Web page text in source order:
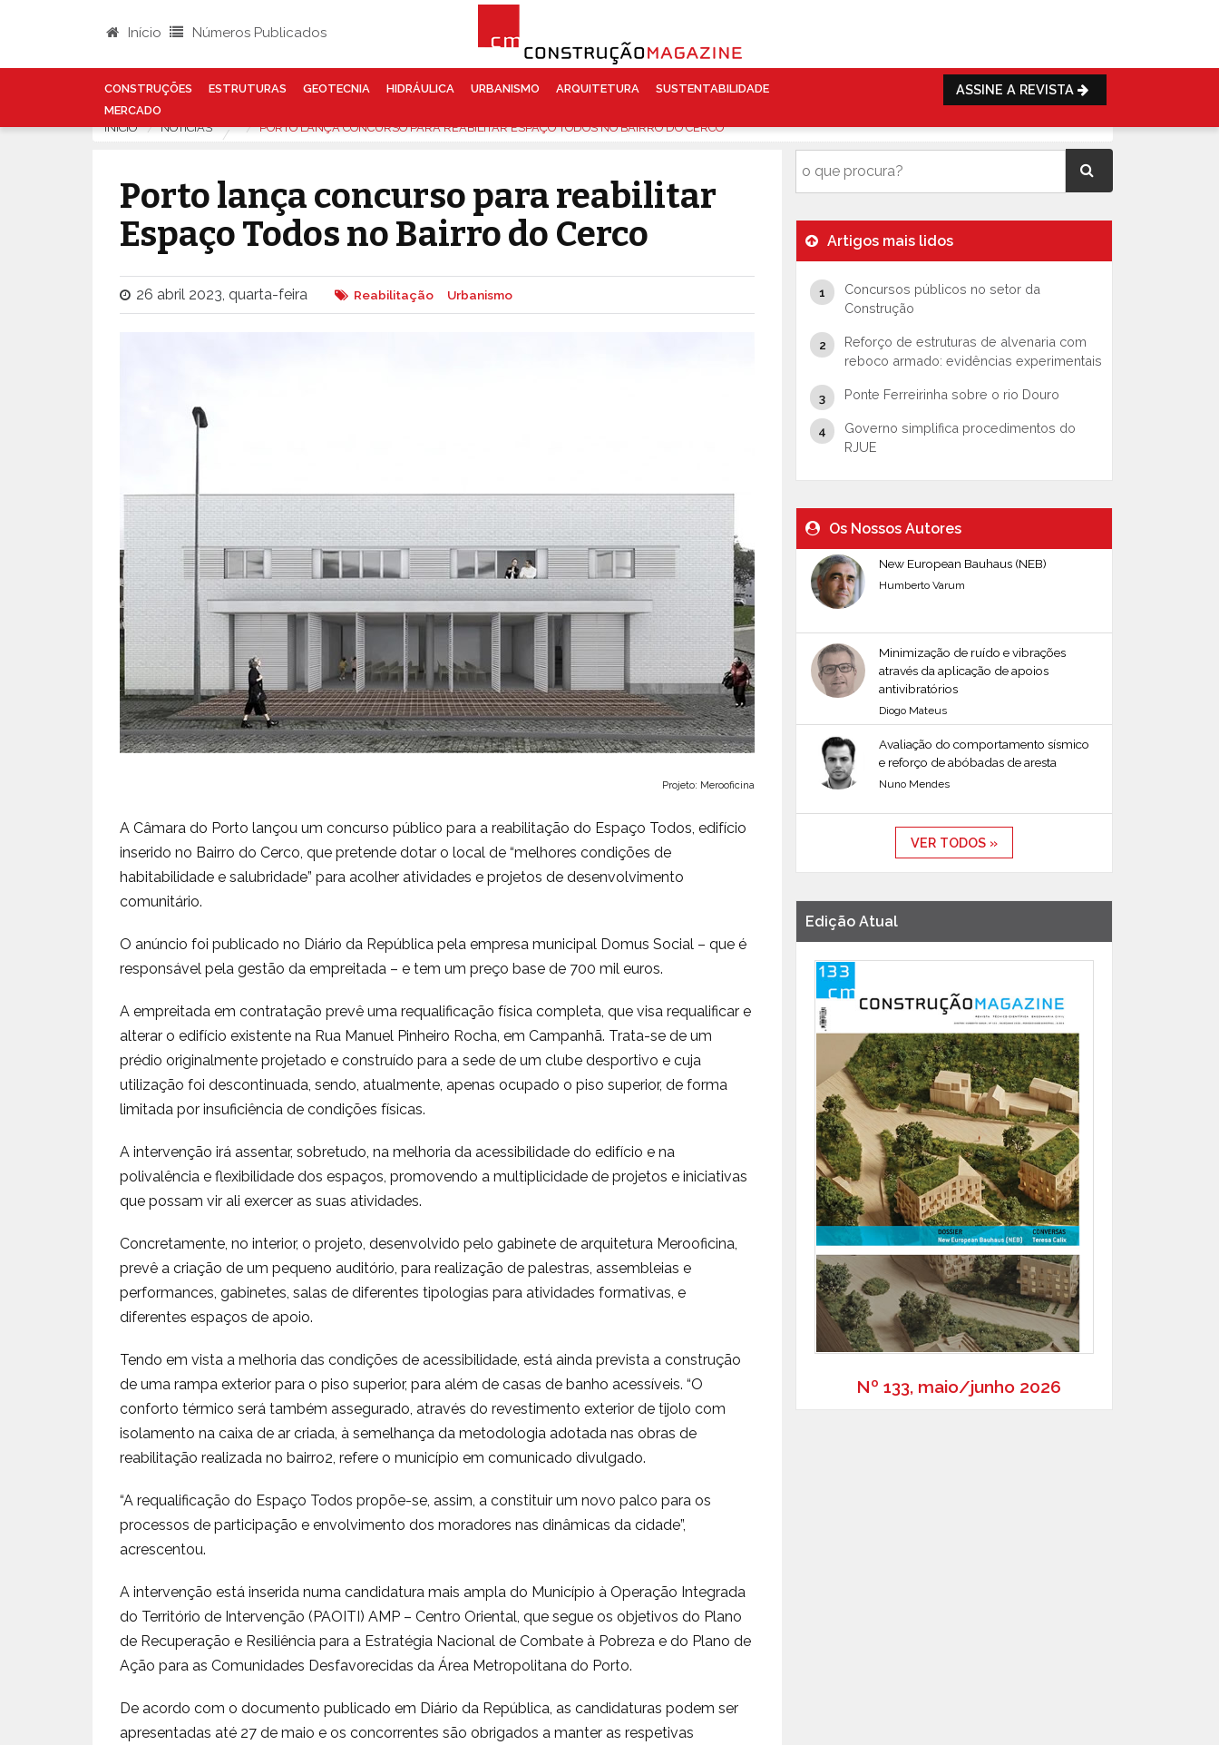
Início Números Publicados
CONSTRUÇÕES ESTRUTURAS GEOTECNIA HIDRÁULICA URBANISMO ARQUITETURA
SUSTENTABILIDADE
MERCADO
ASSINE A REVISTA
INÍCIO NOTÍCIAS PORTO LANÇA CONCURSO PARA REABILITAR ESPAÇO TODOS NO BAIRRO DO CERCO
Porto lança concurso para reabilitar
Espaço Todos no Bairro do Cerco
26 abril 2023, quarta-feira Reabilitação Urbanismo
Projeto: Merooficina
A Câmara do Porto lançou um concurso público para a reabilitação do Espaço Todos, edifício
inserido no Bairro do Cerco, que pretende dotar o local de “melhores condições de
habitabilidade e salubridade” para acolher atividades e projetos de desenvolvimento
comunitário.
O anúncio foi publicado no Diário da República pela empresa municipal Domus Social – que é
responsável pela gestão da empreitada – e tem um preço base de 700 mil euros.
A empreitada em contratação prevê uma requalificação física completa, que visa requalificar e
alterar o edifício existente na Rua Manuel Pinheiro Rocha, em Campanhã. Trata-se de um
prédio originalmente projetado e construído para a sede de um clube desportivo e cuja
utilização foi descontinuada, sendo, atualmente, apenas ocupado o piso superior, de forma
limitada por insuficiência de condições físicas.
A intervenção irá assentar, sobretudo, na melhoria da acessibilidade do edifício e na
polivalência e flexibilidade dos espaços, promovendo a multiplicidade de projetos e iniciativas
que possam vir ali exercer as suas atividades.
Concretamente, no interior, o projeto, desenvolvido pelo gabinete de arquitetura Merooficina,
prevê a criação de um pequeno auditório, para realização de palestras, assembleias e
performances, gabinetes, salas de diferentes tipologias para atividades formativas, e
diferentes espaços de apoio.
Tendo em vista a melhoria das condições de acessibilidade, está ainda prevista a construção
de uma rampa exterior para o piso superior, para além de casas de banho acessíveis. “O
conforto térmico será também assegurado, através do revestimento exterior de tijolo com
isolamento na caixa de ar criada, à semelhança da metodologia adotada nas obras de
reabilitação realizada no bairro2, refere o município em comunicado divulgado.
“A requalificação do Espaço Todos propõe-se, assim, a constituir um novo palco para os
processos de participação e envolvimento dos moradores nas dinâmicas da cidade”,
acrescentou.
A intervenção está inserida numa candidatura mais ampla do Município à Operação Integrada
do Território de Intervenção (PAOITI) AMP – Centro Oriental, que segue os objetivos do Plano
de Recuperação e Resiliência para a Estratégia Nacional de Combate à Pobreza e do Plano de
Ação para as Comunidades Desfavorecidas da Área Metropolitana do Porto.
De acordo com o documento publicado em Diário da República, as candidaturas podem ser
apresentadas até 27 de maio e os concorrentes são obrigados a manter as respetivas
Artigos mais lidos
Concursos públicos no setor da
Construção
Reforço de estruturas de alvenaria com
reboco armado: evidências experimentais
Ponte Ferreirinha sobre o rio Douro
Governo simplifica procedimentos do
RJUE
Os Nossos Autores
New European Bauhaus (NEB)
Humberto Varum
Minimização de ruído e vibrações
através da aplicação de apoios
antivibratórios
Diogo Mateus
Avaliação do comportamento sísmico
e reforço de abóbadas de aresta
Nuno Mendes
VER TODOS »
Edição Atual
Nº 133, maio/junho 2026